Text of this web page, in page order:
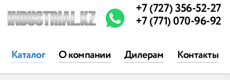
Каталог О компании Дилерам Контакты
+7 (727) 356-52-27
+7 (771) 070-96-92